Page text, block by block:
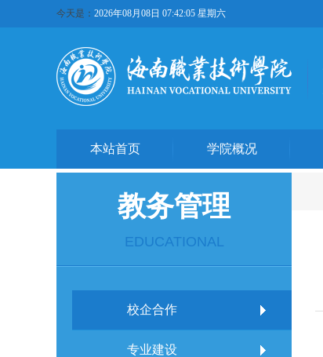
今天是： 2026年08月08日 07:42:05 星期六
本站首页 学院概况
教务管理
EDUCATIONAL
校企合作
专业建设